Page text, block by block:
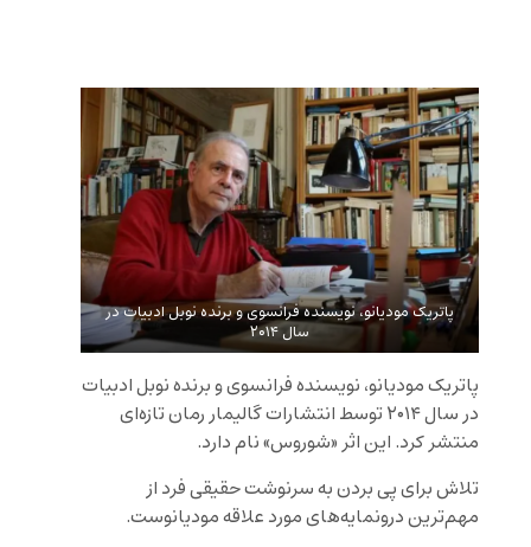
پاتریک مودیانو، نویسنده فرانسوی و برنده نوبل ادبیات در
سال ۲۰۱۴
پاتریک مودیانو، نویسنده فرانسوی و برنده نوبل ادبیات
در سال ۲۰۱۴ توسط انتشارات گالیمار رمان تازه‌ای
منتشر کرد. این اثر «شوروس» نام دارد.
تلاش برای پی بردن به سرنوشت حقیقی فرد از
مهم‌ترین درونمایه‌های مورد علاقه مودیانوست.